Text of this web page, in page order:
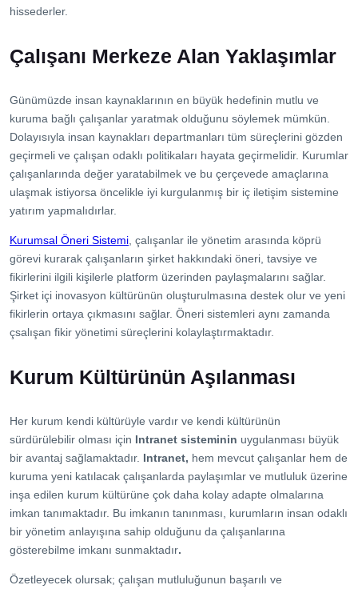
hissederler.
Çalışanı Merkeze Alan Yaklaşımlar
Günümüzde insan kaynaklarının en büyük hedefinin mutlu ve
kuruma bağlı çalışanlar yaratmak olduğunu söylemek mümkün.
Dolayısıyla insan kaynakları departmanları tüm süreçlerini gözden
geçirmeli ve çalışan odaklı politikaları hayata geçirmelidir. Kurumlar
çalışanlarında değer yaratabilmek ve bu çerçevede amaçlarına
ulaşmak istiyorsa öncelikle iyi kurgulanmış bir iç iletişim sistemine
yatırım yapmalıdırlar.
Kurumsal Öneri Sistemi , çalışanlar ile yönetim arasında köprü
görevi kurarak çalışanların şirket hakkındaki öneri, tavsiye ve
fikirlerini ilgili kişilerle platform üzerinden paylaşmalarını sağlar.
Şirket içi inovasyon kültürünün oluşturulmasına destek olur ve yeni
fikirlerin ortaya çıkmasını sağlar. Öneri sistemleri aynı zamanda
çsalışan fikir yönetimi süreçlerini kolaylaştırmaktadır.
Kurum Kültürünün Aşılanması
Her kurum kendi kültürüyle vardır ve kendi kültürünün
sürdürülebilir olması için Intranet sisteminin uygulanması büyük
bir avantaj sağlamaktadır. Intranet, hem mevcut çalışanlar hem de
kuruma yeni katılacak çalışanlarda paylaşımlar ve mutluluk üzerine
inşa edilen kurum kültürüne çok daha kolay adapte olmalarına
imkan tanımaktadır. Bu imkanın tanınması, kurumların insan odaklı
bir yönetim anlayışına sahip olduğunu da çalışanlarına
gösterebilme imkanı sunmaktadır.
Özetleyecek olursak; çalışan mutluluğunun başarılı ve